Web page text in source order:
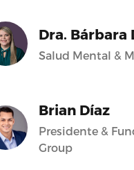
Dra. Bárbara
Salud Mental &
Brian Díaz
Presidente &
Group